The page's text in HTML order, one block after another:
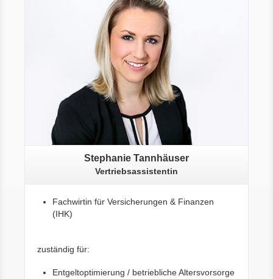
Stephanie Tannhäuser
Vertriebsassistentin
Fachwirtin für Versicherungen & Finanzen
(IHK)
zuständig für:
Entgeltoptimierung / betriebliche Altersvorsorge